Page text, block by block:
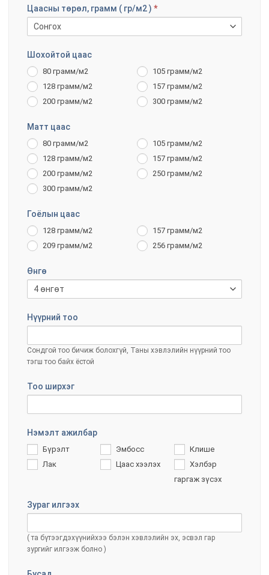
Цаасны төрөл, грамм ( гр/м2 ) *
Шохойтой цаас
80 грамм/м2
105 грамм/м2
128 грамм/м2
157 грамм/м2
200 грамм/м2
300 грамм/м2
Матт цаас
80 грамм/м2
105 грамм/м2
128 грамм/м2
157 грамм/м2
200 грамм/м2
250 грамм/м2
300 грамм/м2
Гоёлын цаас
128 грамм/м2
157 грамм/м2
209 грамм/м2
256 грамм/м2
Өнгө
Нүүрний тоо
Сондгой тоо бичиж болохгүй, Таны хэвлэлийн нүүрний тоо
тэгш тоо байх ёстой
Тоо ширхэг
Нэмэлт ажилбар
Бүрэлт Эмбосс
Клише
Лак
Цаас хээлэх
Хэлбэр
гаргаж зүсэх
Зураг илгээх
( та бүтээгдэхүүнийхээ бэлэн хэвлэлийн эх, эсвэл гар
зургийг илгээж болно )